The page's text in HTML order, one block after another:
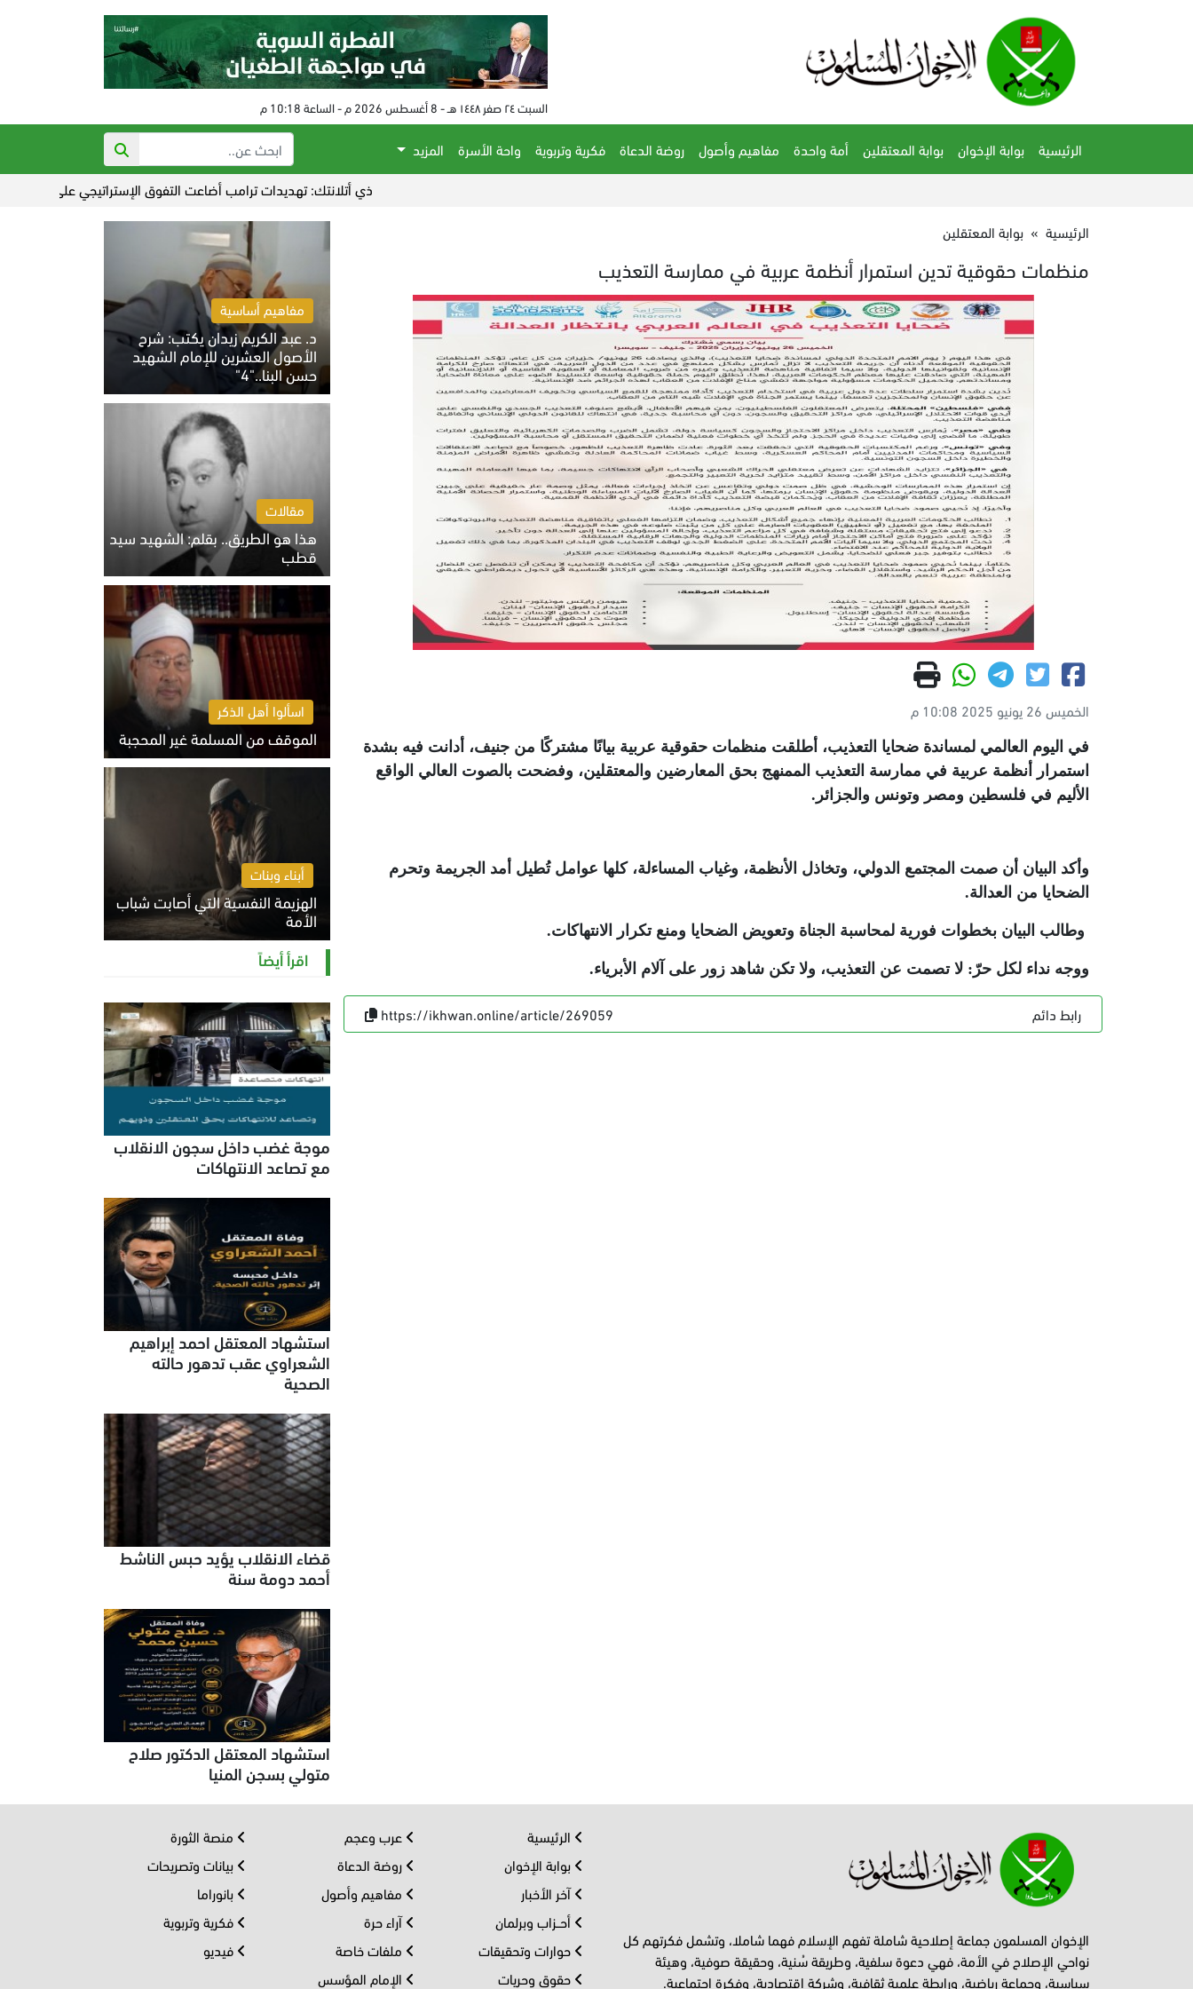
السبت ٢٤ صفر ١٤٤٨ هـ - 8 أغسطس 2026 م - الساعة 10:18 م
الرئيسية بوابة الإخوان بوابة المعتقلين أمة واحدة مفاهيم وأصول روضة الدعاة فكرية وتربوية واحة الأسرة
المزيد
ذي أتلانتك: تهديدات ترامب أضاعت التفوق الإستراتيجي على إيران
الرئيسية » بوابة المعتقلين
منظمات حقوقية تدين استمرار أنظمة عربية في ممارسة التعذيب
الخميس 26 يونيو 2025 10:08 م
في اليوم العالمي لمساندة ضحايا التعذيب، أطلقت منظمات حقوقية عربية بيانًا مشتركًا من جنيف، أدانت فيه بشدة
استمرار أنظمة عربية في ممارسة التعذيب الممنهج بحق المعارضين والمعتقلين، وفضحت بالصوت العالي الواقع
الأليم في فلسطين ومصر وتونس والجزائر .
وأكد البيان أن صمت المجتمع الدولي، وتخاذل الأنظمة، وغياب المساءلة، كلها عوامل تُطيل أمد الجريمة وتحرم
الضحايا من العدالة.
وطالب البيان بخطوات فورية لمحاسبة الجناة وتعويض الضحايا ومنع تكرار الانتهاكات.
ووجه نداء لكل حرّ: لا تصمت عن التعذيب، ولا تكن شاهد زور على آلام الأبرياء.
رابط دائم https://ikhwan.online/article/269059
مفاهيم أساسية
د. عبد الكريم زيدان يكتب: شرح
الأصول العشرين للإمام الشهيد
حسن البنا.."4"
الخميس 6 أغسطس 2026 10:27 ص
مقالات
هذا هو الطريق.. بقلم: الشهيد سيد
قطب
الخميس 6 أغسطس 2026 10:52 ص
اسألوا أهل الذكر
الموقف من المسلمة غير المحجبة
الخميس 6 أغسطس 2026 10:45 ص
أبناء وبنات
الهزيمة النفسية التي أصابت شباب
الأمة
الخميس 6 أغسطس 2026 11:12 ص
اقرأ أيضاً
موجة غضب داخل سجون الانقلاب
مع تصاعد الانتهاكات
استشهاد المعتقل احمد إبراهيم
الشعراوي عقب تدهور حالته
الصحية
قضاء الانقلاب يؤيد حبس الناشط
أحمد دومة سنة
استشهاد المعتقل الدكتور صلاح
متولي بسجن المنيا
الإخوان المسلمون جماعة إصلاحية شاملة تفهم الإسلام فهما شاملا، وتشمل فكرتهم كل
نواحي الإصلاح في الأمة، فهي دعوة سلفية، وطريقة سُنية، وحقيقة صوفية، وهيئة
سياسية، وجماعة رياضية، ورابطة علمية ثقافية، وشركة اقتصادية، وفكرة اجتماعية.
الرئيسية
بوابة الإخوان
آخر الأخبار
أحــزاب وبرلمان
حوارات وتحقيقات
حقوق وحريات
عرب وعجم
روضة الدعاة
مفاهيم وأصول
آراء حرة
ملفات خاصة
الإمام المؤسس
منصة الثورة
بيانات وتصريحات
بانوراما
فكرية وتربوية
فيديو